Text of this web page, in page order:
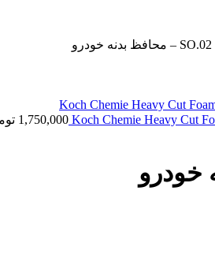
1,750,000